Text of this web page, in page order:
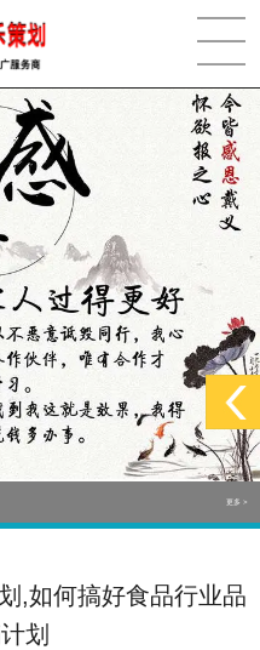
更多 >
更多 >
更多 >
更多 >
,如何搞好食品行业品
划